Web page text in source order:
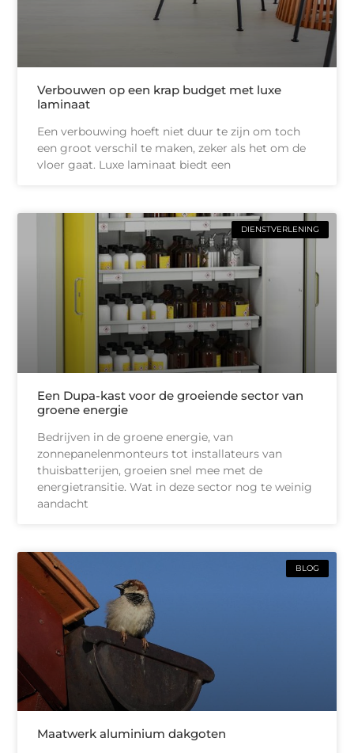
Verbouwen op een krap budget met luxe
laminaat
Een verbouwing hoeft niet duur te zijn om toch
een groot verschil te maken, zeker als het om de
vloer gaat. Luxe laminaat biedt een
DIENSTVERLENING
Een Dupa-kast voor de groeiende sector van
groene energie
Bedrijven in de groene energie, van
zonnepanelenmonteurs tot installateurs van
thuisbatterijen, groeien snel mee met de
energietransitie. Wat in deze sector nog te weinig
aandacht
BLOG
Maatwerk aluminium dakgoten